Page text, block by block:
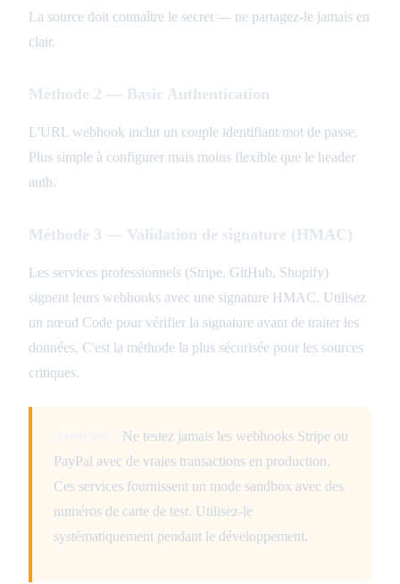
La source doit connaître le secret — ne partagez-le jamais en
clair.
Méthode 2 — Basic Authentication
L'URL webhook inclut un couple identifiant/mot de passe.
Plus simple à configurer mais moins flexible que le header
auth.
Méthode 3 — Validation de signature (HMAC)
Les services professionnels (Stripe, GitHub, Shopify)
signent leurs webhooks avec une signature HMAC. Utilisez
un nœud Code pour vérifier la signature avant de traiter les
données. C'est la méthode la plus sécurisée pour les sources
critiques.
Ne testez jamais les webhooks Stripe ou
PayPal avec de vraies transactions en production.
Ces services fournissent un mode sandbox avec des
numéros de carte de test. Utilisez-le
systématiquement pendant le développement.